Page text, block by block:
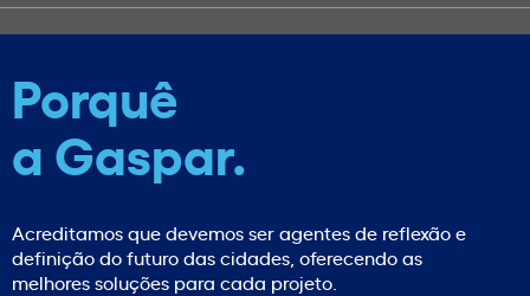
Porquê
a Gaspar.
Acreditamos que devemos ser agentes de reflexão e
definição do futuro das cidades, oferecendo as
melhores soluções para cada projeto.